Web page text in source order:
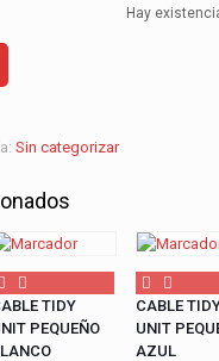
Hay
Sin categorizar
TIDY
PEQUEÑO
CABLE
UNIT
AZUL